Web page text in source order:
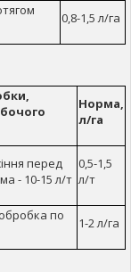
0,8-1,5 л/га
Норма,
л/га
перед
- 10-15 л/т
0,5-1,5
л/т
по
1-2 л/га